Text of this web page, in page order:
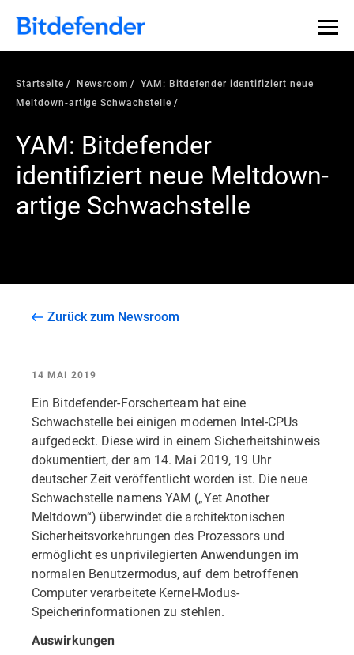
Startseite Newsroom
YAM: Bitdefender identifiziert neue
Meltdown-artige Schwachstelle
YAM: Bitdefender
identifiziert neue Meltdown-
artige Schwachstelle
Zurück zum Newsroom
14 MAI 2019
Ein Bitdefender-Forscherteam hat eine
Schwachstelle bei einigen modernen Intel-CPUs
aufgedeckt. Diese wird in einem Sicherheitshinweis
dokumentiert, der am 14. Mai 2019, 19 Uhr
deutscher Zeit veröffentlicht worden ist. Die neue
Schwachstelle namens YAM („Yet Another
Meltdown“) überwindet die architektonischen
Sicherheitsvorkehrungen des Prozessors und
ermöglicht es unprivilegierten Anwendungen im
normalen Benutzermodus, auf dem betroffenen
Computer verarbeitete Kernel-Modus-
Speicherinformationen zu stehlen.
Auswirkungen